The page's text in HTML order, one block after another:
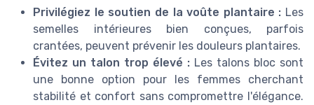
Privilégiez le soutien de la voûte plantaire : Les
semelles intérieures bien conçues, parfois
crantées, peuvent prévenir les douleurs plantaires.
Évitez un talon trop élevé : Les talons bloc sont
une bonne option pour les femmes cherchant
stabilité et confort sans compromettre l'élégance.